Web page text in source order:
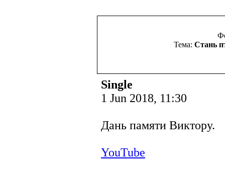
Тема: Стань
Single
1 Jun 2018, 11:30
Дань памяти Виктору.
YouTube